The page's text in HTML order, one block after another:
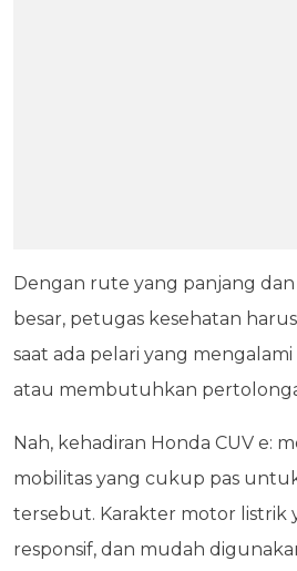
Dengan rute yang panjang
besar, petugas kesehatan
saat ada pelari yang
atau membutuhkan
Nah, kehadiran Honda CUV e:
mobilitas yang cukup pas
tersebut. Karakter motor listrik
responsif, dan mudah